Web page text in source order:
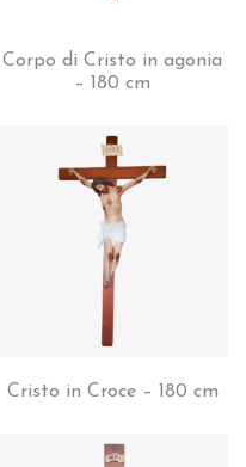
Corpo di Cristo in agonia
– 180 cm
Cristo in Croce – 180 cm